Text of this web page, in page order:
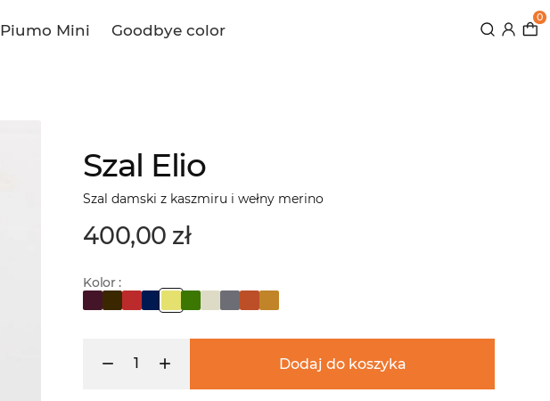
Piumo Mini Goodbye color
0
Szal Elio
Szal damski z kaszmiru i wełny merino
400,00 zł
Kolor :
Dodaj do koszyka